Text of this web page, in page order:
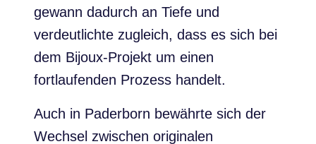
gewann dadurch an Tiefe und
verdeutlichte zugleich, dass es sich bei
dem Bijoux-Projekt um einen
fortlaufenden Prozess handelt.
Auch in Paderborn bewährte sich der
Wechsel zwischen originalen